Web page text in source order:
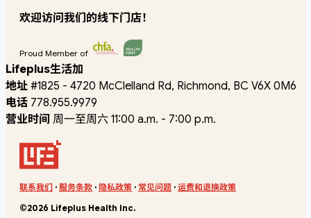
欢迎访问我们的线下门店！
Proud Member of
Lifeplus生活加
地址 #1825 - 4720 McClelland Rd, Richmond, BC V6X 0M6
电话 778.955.9979
营业时间 周一至周六 11:00 a.m. - 7:00 p.m.
联系我们 · 服务条款 · 隐私政策 · 常见问题 · 运费和退换政策
©2026 Lifeplus Health Inc.